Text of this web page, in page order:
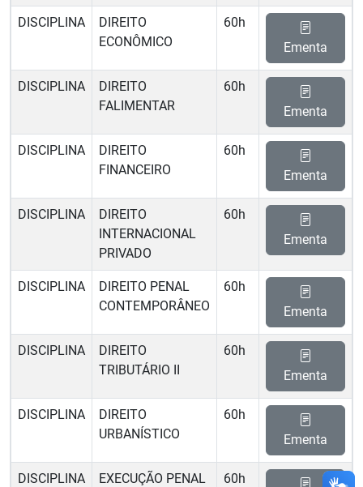
DISCIPLINA
DIREITO
ECONÔMICO
60h
Ementa
DISCIPLINA
DIREITO
FALIMENTAR
60h
Ementa
DISCIPLINA
DIREITO
FINANCEIRO
60h
Ementa
DISCIPLINA
DIREITO
INTERNACIONAL
PRIVADO
60h
Ementa
DISCIPLINA
DIREITO PENAL
CONTEMPORÂNEO
60h
Ementa
DISCIPLINA
DIREITO
TRIBUTÁRIO II
60h
Ementa
DISCIPLINA
DIREITO
URBANÍSTICO
60h
Ementa
DISCIPLINA EXECUÇÃO PENAL 60h